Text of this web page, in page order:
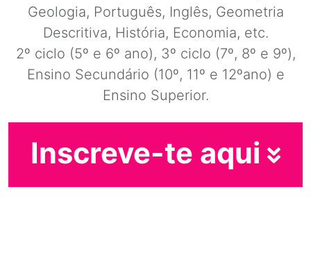
Geologia, Português, Inglês, Geometria
Descritiva, História, Economia, etc.
2º ciclo (5º e 6º ano), 3º ciclo (7º, 8º e 9º),
Ensino Secundário (10º, 11º e 12ºano) e
Ensino Superior.
Inscreve-te aqui